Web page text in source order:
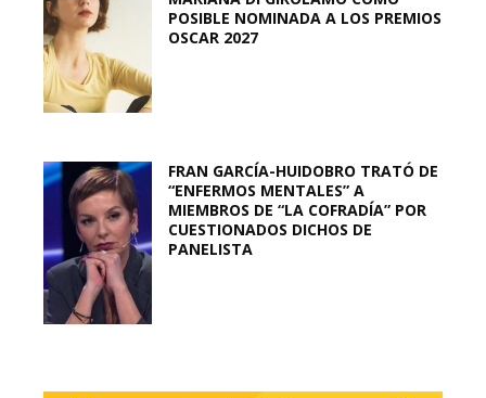
POSIBLE NOMINADA A LOS PREMIOS
OSCAR 2027
FRAN GARCÍA-HUIDOBRO TRATÓ DE
“ENFERMOS MENTALES” A
MIEMBROS DE “LA COFRADÍA” POR
CUESTIONADOS DICHOS DE
PANELISTA